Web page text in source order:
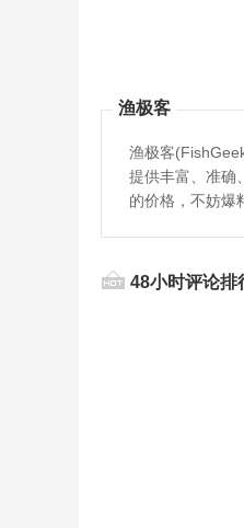
渔极客
渔极客
提供丰富、准确
的价格，不妨爆
48小时评论排